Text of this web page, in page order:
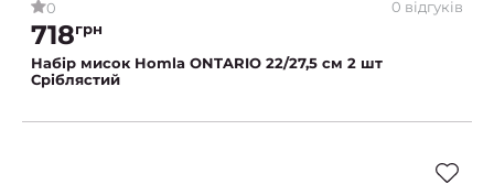
0 0 відгуків
718грн
Набір мисок Homla ONTARIO 22/27,5 см 2 шт
Сріблястий